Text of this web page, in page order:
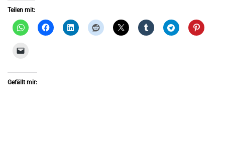
Teilen mit:
Gefällt mir: